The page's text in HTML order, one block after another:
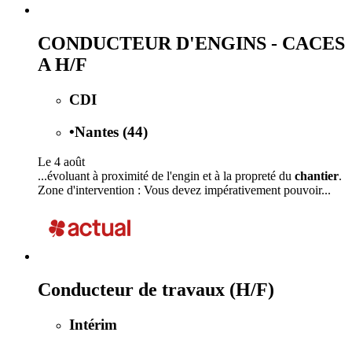
CONDUCTEUR D'ENGINS - CACES
A H/F
CDI
•Nantes (44)
Le 4 août
...évoluant à proximité de l'engin et à la propreté du chantier.
Zone d'intervention : Vous devez impérativement pouvoir...
Conducteur de travaux (H/F)
Intérim